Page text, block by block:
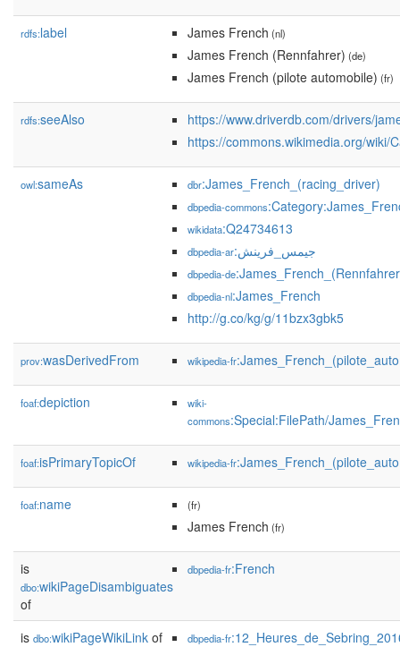
rdfs:label James French (nl)
James French (Rennfahrer) (de)
James French (pilote automobile) (fr)
rdfs:seeAlso
https://www.driverdb.com/drivers/
https://commons.wikimedia.org/wiki/
owl:sameAs dbr:James_French_(racing_driver)
dbpedia-commons
wikidata:Q24734613
dbpedia-ar :جيمس_فرينش
dbpedia-de
dbpedia-nl:James_French
http://g.co/kg/g/11bzx3gbk5
prov:wasDerivedFrom wikipedia-fr
foaf:depiction
wiki-
commons:Special:FilePath/
foaf:isPrimaryTopicOf wikipedia-fr
foaf:name (fr)
James French (fr)
is
dbo:wikiPageDisambiguates
of
dbpedia-fr:French
is dbo:wikiPageWikiLink of dbpedia-fr